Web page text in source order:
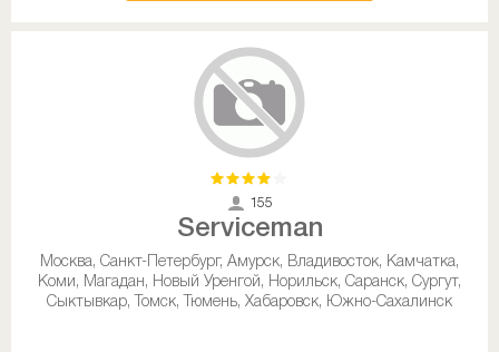
155
Serviceman
Москва, Санкт-Петербург, Амурск, Владивосток, Камчатка,
Коми, Магадан, Новый Уренгой, Норильск, Саранск, Сургут,
Сыктывкар, Томск, Тюмень, Хабаровск, Южно-Сахалинск